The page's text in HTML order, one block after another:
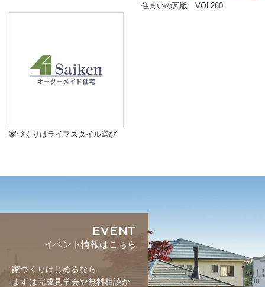
住まいの瓦版 VOL260
家づくりはライフスタイル選び
EVENT
イベント情報はこちら
家づくりはじめるなら
まずは完成見学会や無料相談か